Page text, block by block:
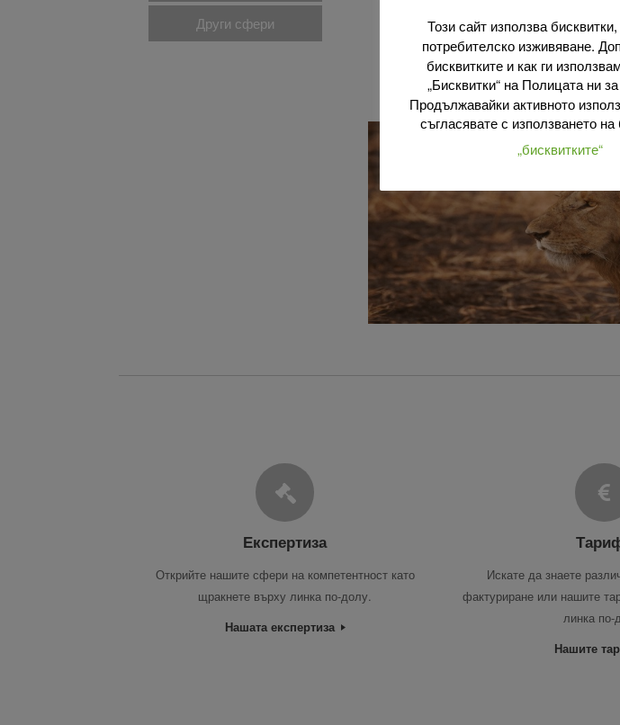
Други сфери
Продължителността на нашата
от няколко часа до пълни
Експертиза
Открийте нашите сфери на компетентност като
щракнете върху линка по-долу.
Нашата експертиза
Искате да знаете
фактуриране или нашите
линка по-
Нашите
Този сайт използва
потребителско изживяване.
бисквитките и как ги
„Бисквитки“ на Полицата ни
Продължавайки активното
съгласявате с използването на
„бисквитките“